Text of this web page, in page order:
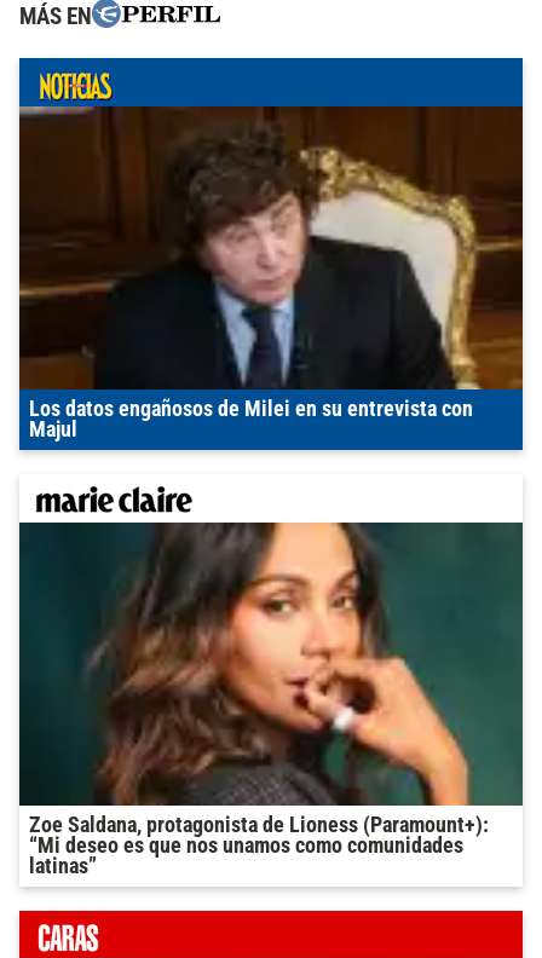
MÁS EN
Los datos engañosos de Milei en su entrevista con
Majul
Zoe Saldana, protagonista de Lioness (Paramount+):
“Mi deseo es que nos unamos como comunidades
latinas”